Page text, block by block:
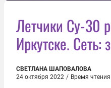
Летчики Су-30
Иркутске. Сеть:
СВЕТЛАНА ШАПОВАЛОВА
24 октября 2022 / Время